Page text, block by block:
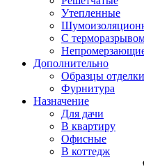
Утепленные
С
Дополнительно
Образцы отделки
Фурнитура
Назначение
Для дачи
В квартиру
Офисные
В коттедж